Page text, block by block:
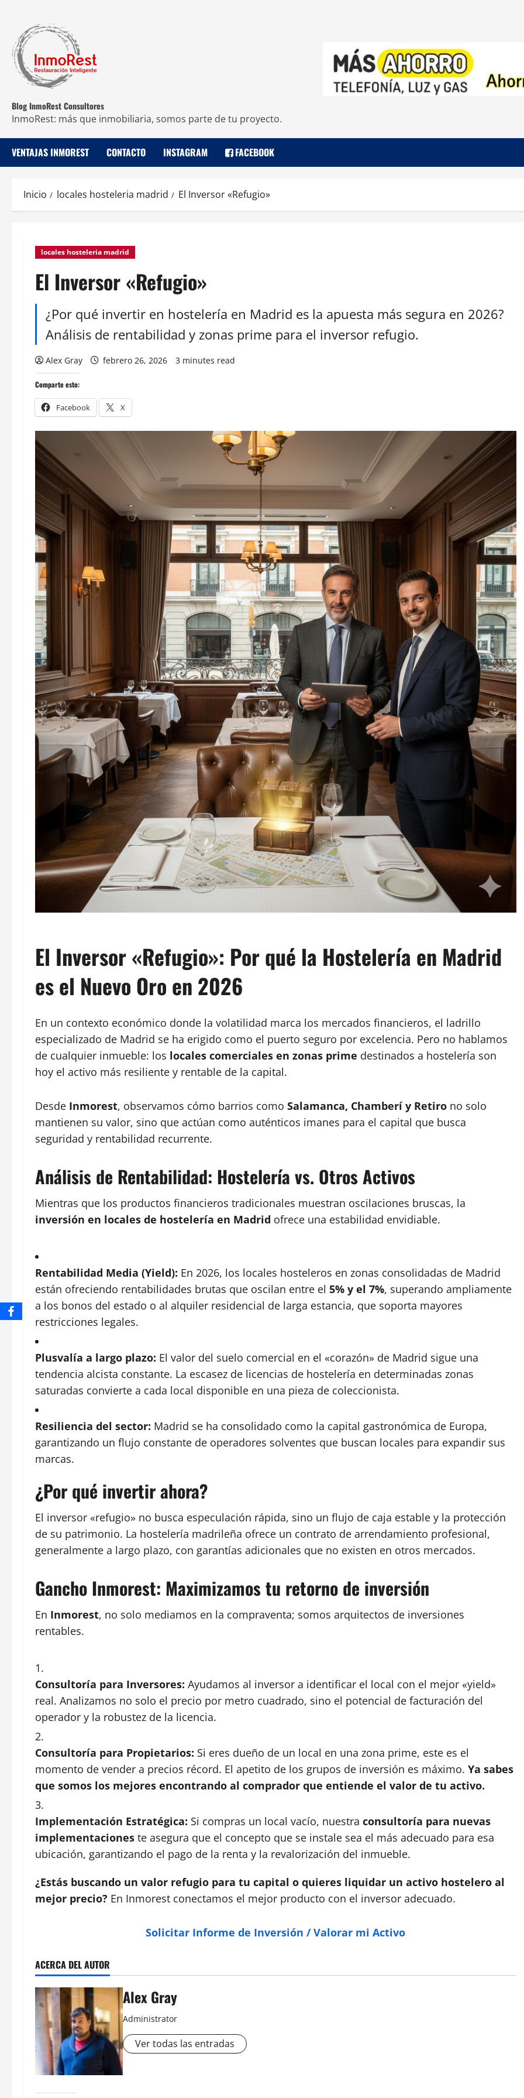
Blog InmoRest Consultores
InmoRest: más que inmobiliaria, somos parte de tu proyecto.
VENTAJAS INMOREST CONTACTO INSTAGRAM FACEBOOK
Inicio locales hosteleria madrid El Inversor «Refugio»
locales hosteleria madrid
El Inversor «Refugio»
¿Por qué invertir en hostelería en Madrid es la apuesta más segura en 2026?
Análisis de rentabilidad y zonas prime para el inversor refugio.
Alex Gray febrero 26, 2026 3 minutes read
Comparte esto:
Facebook X
El Inversor «Refugio»: Por qué la Hostelería en Madrid
es el Nuevo Oro en 2026
En un contexto económico donde la volatilidad marca los mercados financieros, el ladrillo
especializado de Madrid se ha erigido como el puerto seguro por excelencia. Pero no hablamos
de cualquier inmueble: los locales comerciales en zonas prime destinados a hostelería son
hoy el activo más resiliente y rentable de la capital.
Desde Inmorest, observamos cómo barrios como Salamanca, Chamberí y Retiro no solo
mantienen su valor, sino que actúan como auténticos imanes para el capital que busca
seguridad y rentabilidad recurrente.
Análisis de Rentabilidad: Hostelería vs. Otros Activos
Mientras que los productos financieros tradicionales muestran oscilaciones bruscas, la
inversión en locales de hostelería en Madrid ofrece una estabilidad envidiable.
Rentabilidad Media (Yield): En 2026, los locales hosteleros en zonas consolidadas de Madrid
están ofreciendo rentabilidades brutas que oscilan entre el 5% y el 7%, superando ampliamente
a los bonos del estado o al alquiler residencial de larga estancia, que soporta mayores
restricciones legales.
Plusvalía a largo plazo: El valor del suelo comercial en el «corazón» de Madrid sigue una
tendencia alcista constante. La escasez de licencias de hostelería en determinadas zonas
saturadas convierte a cada local disponible en una pieza de coleccionista.
Resiliencia del sector: Madrid se ha consolidado como la capital gastronómica de Europa,
garantizando un flujo constante de operadores solventes que buscan locales para expandir sus
marcas.
¿Por qué invertir ahora?
El inversor «refugio» no busca especulación rápida, sino un flujo de caja estable y la protección
de su patrimonio. La hostelería madrileña ofrece un contrato de arrendamiento profesional,
generalmente a largo plazo, con garantías adicionales que no existen en otros mercados.
Gancho Inmorest: Maximizamos tu retorno de inversión
En Inmorest, no solo mediamos en la compraventa; somos arquitectos de inversiones
rentables.
Consultoría para Inversores: Ayudamos al inversor a identificar el local con el mejor «yield»
real. Analizamos no solo el precio por metro cuadrado, sino el potencial de facturación del
operador y la robustez de la licencia.
Consultoría para Propietarios: Si eres dueño de un local en una zona prime, este es el
momento de vender a precios récord. El apetito de los grupos de inversión es máximo. Ya sabes
que somos los mejores encontrando al comprador que entiende el valor de tu activo.
Implementación Estratégica: Si compras un local vacío, nuestra consultoría para nuevas
implementaciones te asegura que el concepto que se instale sea el más adecuado para esa
ubicación, garantizando el pago de la renta y la revalorización del inmueble.
¿Estás buscando un valor refugio para tu capital o quieres liquidar un activo hostelero al
mejor precio? En Inmorest conectamos el mejor producto con el inversor adecuado.
Solicitar Informe de Inversión / Valorar mi Activo
ACERCA DEL AUTOR
Alex Gray
Administrator
Ver todas las entradas